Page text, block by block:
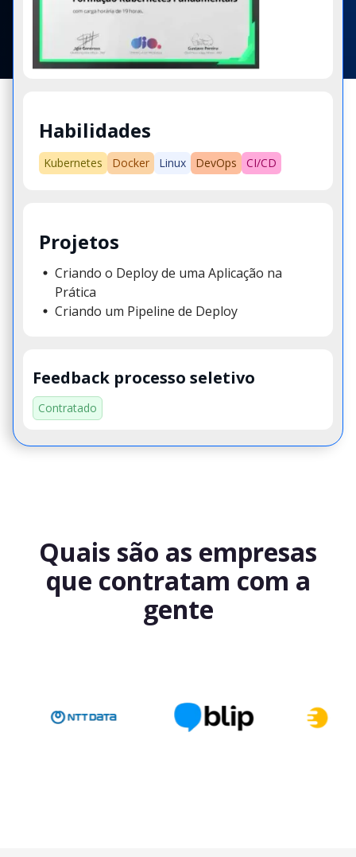
Habilidades
Kubernetes Docker Linux DevOps CI/CD
Projetos
Criando o Deploy de uma Aplicação na
Prática
Criando um Pipeline de Deploy
Feedback processo seletivo
Contratado
Quais são as empresas
que contratam com a
gente